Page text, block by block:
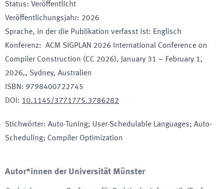
Status: Veröffentlicht
Veröffentlichungsjahr: 2026
Sprache, in der die Publikation verfasst ist: Englisch
Konferenz: ACM SIGPLAN 2026 International Conference on
Compiler Construction (CC 2026), January 31 – February 1,
2026,, Sydney, Australien
ISBN: 9798400722745
DOI : 10.1145/3771775.3786282
Stichwörter: Auto-Tuning; User-Schedulable Languages; Auto-
Scheduling; Compiler Optimization
Autor*innen der Universität Münster